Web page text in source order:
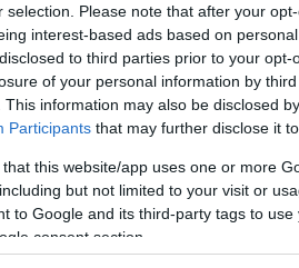
selection. Please note that after your
interest-based ads based on
to third parties prior to your
of your personal information by
This information may also be disclosed
Participants that may further disclose it
that this website/app uses one or more
but not limited to your visit or
to Google and its third-party tags to
consent section.
οι δύο
διθέσια TA-7C εξελίχθηκε
Ελλάδα όπου και τα
εικονικές προσβολές σε
ώρα που Α.ΓΕΕΘΑ και Α/
6 τουρκικά μαχητικά
5 παραβιάσεις του
του FIR Αθηνών.